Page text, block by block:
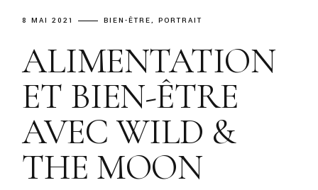
8 MAI 2021 BIEN-ÊTRE PORTRAIT
ALIMENTATION
ET BIEN-ÊTRE
AVEC WILD &
THE MOON